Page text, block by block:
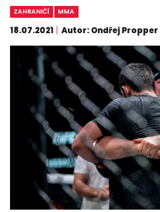
ZAHRANIČÍ MMA
18.07.2021 Autor: Ondřej Propper